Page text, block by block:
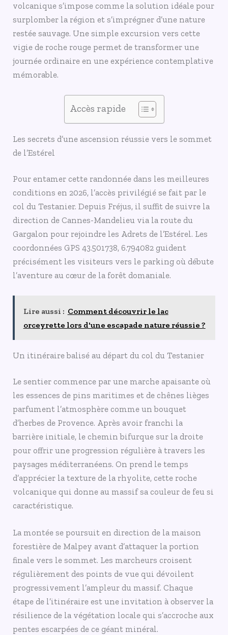
volcanique s’impose comme la solution idéale pour
surplomber la région et s’imprégner d’une nature
restée sauvage. Une simple excursion vers cette
vigie de roche rouge permet de transformer une
journée ordinaire en une expérience contemplative
mémorable.
Accès rapide
Les secrets d’une ascension réussie vers le sommet
de l’Estérel
Pour entamer cette randonnée dans les meilleures
conditions en 2026, l’accès privilégié se fait par le
col du Testanier. Depuis Fréjus, il suffit de suivre la
direction de Cannes-Mandelieu via la route du
Gargalon pour rejoindre les Adrets de l’Estérel. Les
coordonnées GPS 43.501738, 6.794082 guident
précisément les visiteurs vers le parking où débute
l’aventure au cœur de la forêt domaniale.
Lire aussi : Comment découvrir le lac
orceyrette lors d'une escapade nature réussie ?
Un itinéraire balisé au départ du col du Testanier
Le sentier commence par une marche apaisante où
les essences de pins maritimes et de chênes lièges
parfument l’atmosphère comme un bouquet
d’herbes de Provence. Après avoir franchi la
barrière initiale, le chemin bifurque sur la droite
pour offrir une progression régulière à travers les
paysages méditerranéens. On prend le temps
d’apprécier la texture de la rhyolite, cette roche
volcanique qui donne au massif sa couleur de feu si
caractéristique.
La montée se poursuit en direction de la maison
forestière de Malpey avant d’attaquer la portion
finale vers le sommet. Les marcheurs croisent
régulièrement des points de vue qui dévoilent
progressivement l’ampleur du massif. Chaque
étape de l’itinéraire est une invitation à observer la
résilience de la végétation locale qui s’accroche aux
pentes escarpées de ce géant minéral.